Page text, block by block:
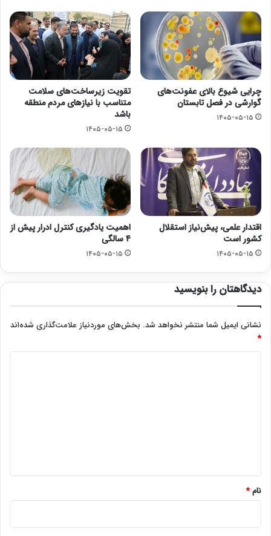
چرایی شیوع بالای عفونت‌های
گوارشی در فصل تابستان
۱۴۰۵-۰۵-۱۵
تقویت زیرساخت‌های سلامت
متناسب با نیازهای مردم منطقه
باشد
۱۴۰۵-۰۵-۱۵
اقتدار علمی، پیش‌نیاز استقلال
کشور است
۱۴۰۵-۰۵-۱۵
اهمیت یادگیری کنترل ادرار پیش از
۴ سالگی
۱۴۰۵-۰۵-۱۵
دیدگاهتان را بنویسید
نشانی ایمیل شما منتشر نخواهد شد. بخش‌های موردنیاز علامت‌گذاری شده‌اند
*
نام*